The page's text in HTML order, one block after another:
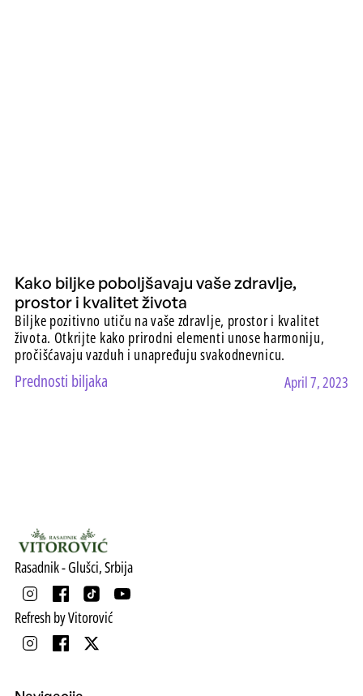
Kako biljke poboljšavaju vaše zdravlje,
prostor i kvalitet života
Biljke pozitivno utiču na vaše zdravlje, prostor i kvalitet
života. Otkrijte kako prirodni elementi unose harmoniju,
pročišćavaju vazduh i unapređuju svakodnevnicu.
Prednosti biljaka April 7, 2023
Rasadnik - Glušci, Srbija
Refresh by Vitorović